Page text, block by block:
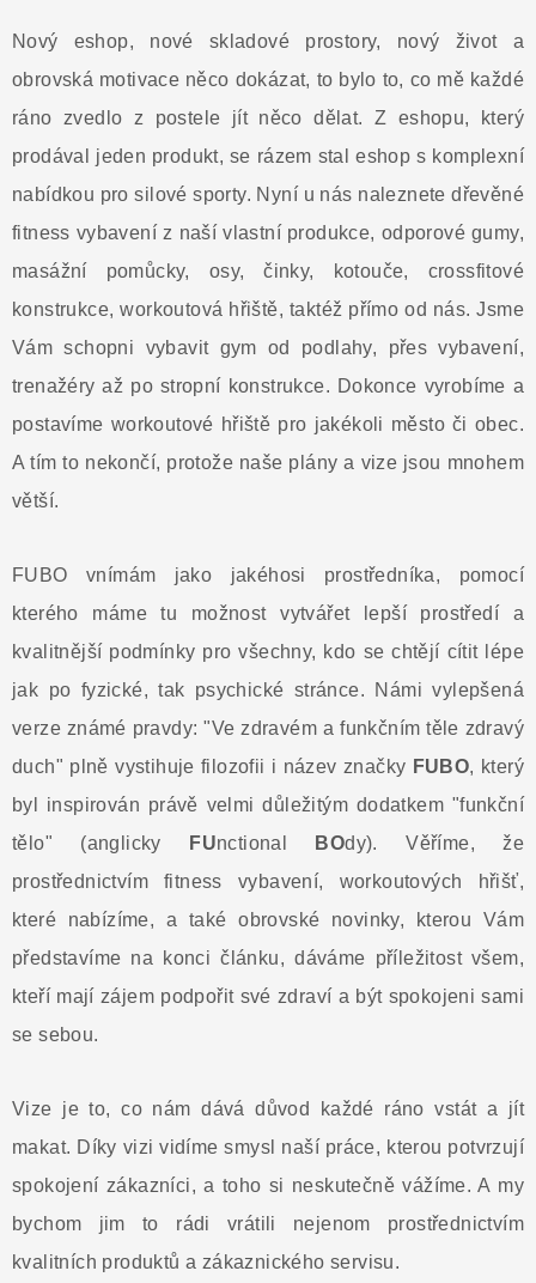
Nový eshop, nové skladové prostory, nový život a
obrovská motivace něco dokázat, to bylo to, co mě každé
ráno zvedlo z postele jít něco dělat. Z eshopu, který
prodával jeden produkt, se rázem stal eshop s komplexní
nabídkou pro silové sporty. Nyní u nás naleznete dřevěné
fitness vybavení z naší vlastní produkce, odporové gumy,
masážní pomůcky, osy, činky, kotouče, crossfitové
konstrukce, workoutová hřiště, taktéž přímo od nás. Jsme
Vám schopni vybavit gym od podlahy, přes vybavení,
trenažéry až po stropní konstrukce. Dokonce vyrobíme a
postavíme workoutové hřiště pro jakékoli město či obec.
A tím to nekončí, protože naše plány a vize jsou mnohem
větší.
FUBO vnímám jako jakéhosi prostředníka, pomocí
kterého máme tu možnost vytvářet lepší prostředí a
kvalitnější podmínky pro všechny, kdo se chtějí cítit lépe
jak po fyzické, tak psychické stránce. Námi vylepšená
verze známé pravdy: "Ve zdravém a funkčním těle zdravý
duch" plně vystihuje filozofii i název značky FUBO, který
byl inspirován právě velmi důležitým dodatkem "funkční
tělo" (anglicky
FUnctional BOdy). Věříme, že
prostřednictvím fitness vybavení, workoutových hřišť,
které nabízíme, a také obrovské novinky, kterou Vám
představíme na konci článku, dáváme příležitost všem,
kteří mají zájem podpořit své zdraví a být spokojeni sami
se sebou.
Vize je to, co nám dává důvod každé ráno vstát a jít
makat. Díky vizi vidíme smysl naší práce, kterou potvrzují
spokojení zákazníci, a toho si neskutečně vážíme. A my
bychom jim to rádi vrátili nejenom prostřednictvím
kvalitních produktů a zákaznického servisu.